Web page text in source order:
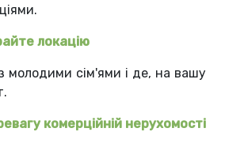
локацію
молодими сім'ями і де, на вашу
комерційній нерухомості